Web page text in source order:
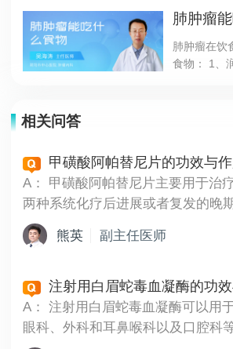
肺肿瘤
肺肿瘤在饮
食物： 1、
相关问答
甲磺酸阿帕替尼片的功效与作
A：
甲磺酸阿帕替尼片主要用于治
两种系统化疗后进展或者复发的晚
熊英 副主任医师
注射用白眉蛇毒血凝酶的功
A：
注射用白眉蛇毒血凝酶可以用
眼科、外科和耳鼻喉科以及口腔科